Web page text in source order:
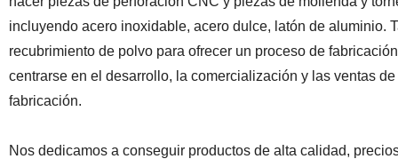
incluyendo acero inoxidable, acero dulce, latón de aluminio.
recubrimiento de polvo para ofrecer un proceso de
centrarse en el desarrollo, la comercialización y las ventas
fabricación.
Nos dedicamos a conseguir productos de alta calidad,